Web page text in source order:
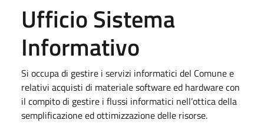
Ufficio Sistema
Informativo
Si occupa di gestire i servizi informatici del Comune e
relativi acquisti di materiale software ed hardware con
il compito di gestire i flussi informatici nell’ottica della
semplificazione ed ottimizzazione delle risorse.